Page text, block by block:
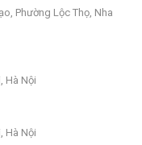
Phường Lộc Thọ, Nha
Hà Nội
Hà Nội